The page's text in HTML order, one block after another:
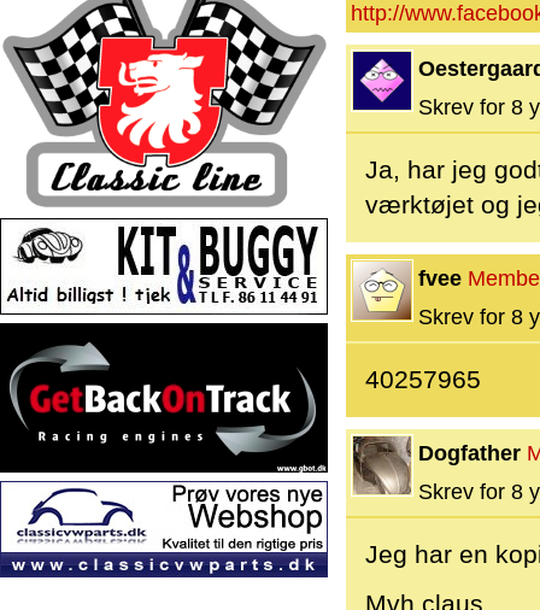
http://
Skrev for 8
Ja, har jeg
værktøjet og
fvee
Skrev for 8
40257965
Dogfather
Skrev for 8
Jeg har en